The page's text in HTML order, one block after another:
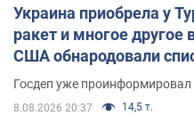
Украина приобрела у
ракет и многое другое
США обнародовали
Госдеп уже
8.08.2026 20:37 14,5 т.